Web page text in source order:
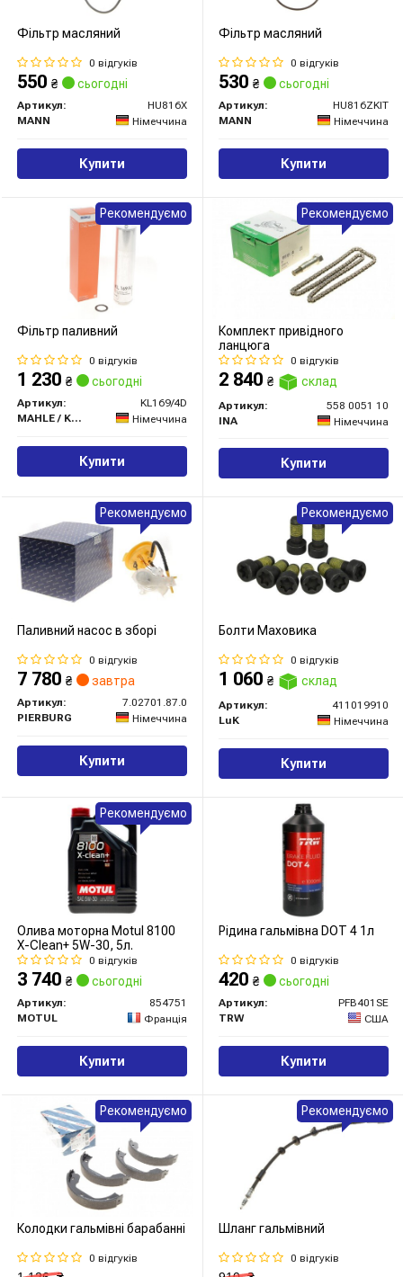
Фільтр масляний
0 відгуків
550 ₴ сьогодні
Артикул:
HU816X
MANN
Німеччина
Купити
Фільтр масляний
0 відгуків
530 ₴ сьогодні
Артикул:
HU816ZKIT
MANN
Німеччина
Купити
Фільтр паливний
0 відгуків
1 230 ₴ сьогодні
Артикул:
KL169/4D
MAHLE / KNECHT
Німеччина
Купити
Рекомендуємо
Комплект привідного
ланцюга
0 відгуків
2 840 ₴ склад
Артикул:
558 0051 10
INA
Німеччина
Купити
Рекомендуємо
Паливний насос в зборі
0 відгуків
7 780 ₴ завтра
Артикул:
7.02701.87.0
PIERBURG
Німеччина
Купити
Рекомендуємо
Болти Маховика
0 відгуків
1 060 ₴ склад
Артикул:
411019910
LuK
Німеччина
Купити
Рекомендуємо
Олива моторна Motul 8100
X-Clean+ 5W-30, 5л.
0 відгуків
3 740 ₴ сьогодні
Артикул:
854751
MOTUL
Франція
Купити
Рекомендуємо
Рідина гальмівна DOT 4 1л
0 відгуків
420 ₴ сьогодні
Артикул:
PFB401SE
TRW
США
Купити
Колодки гальмівні барабанні
0 відгуків
Рекомендуємо
Шланг гальмівний
0 відгуків
Рекомендуємо